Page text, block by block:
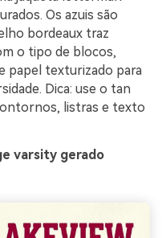
Os azuis são
bordeaux traz
o tipo de blocos,
papel texturizado para
Dica: use o tan
listras e texto
varsity gerado